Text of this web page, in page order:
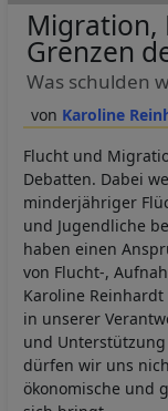
Karoline
Migration,
Grenzen
Was schulden
Flucht und
Debatten. Dabei
minderjähriger
und Jugendliche
haben einen
von Flucht-,
Karoline
in unserer
und
dürfen wir uns
ökonomische und